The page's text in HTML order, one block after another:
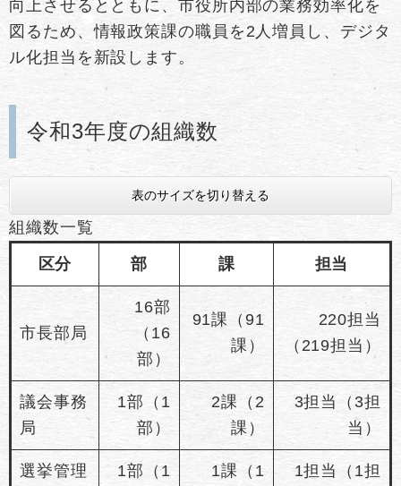
向上させるとともに、市役所内部の業務効率化を
図るため、情報政策課の職員を2人増員し、デジタ
ル化担当を新設します。
令和3年度の組織数
表のサイズを切り替える
組織数一覧
区分 部 課 担当
市長部局
16部
（16
部）
91課（91
課）
220担当
（219担当）
議会事務
局
1部（1
部）
2課（2
課）
3担当（3担
当）
選挙管理
1部（1
1課（1
1担当（1担